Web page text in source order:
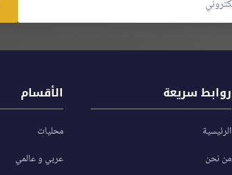
روابط سريعة
الرئيسية
من نحن
الأقسام
محليات
عربي و عالمي